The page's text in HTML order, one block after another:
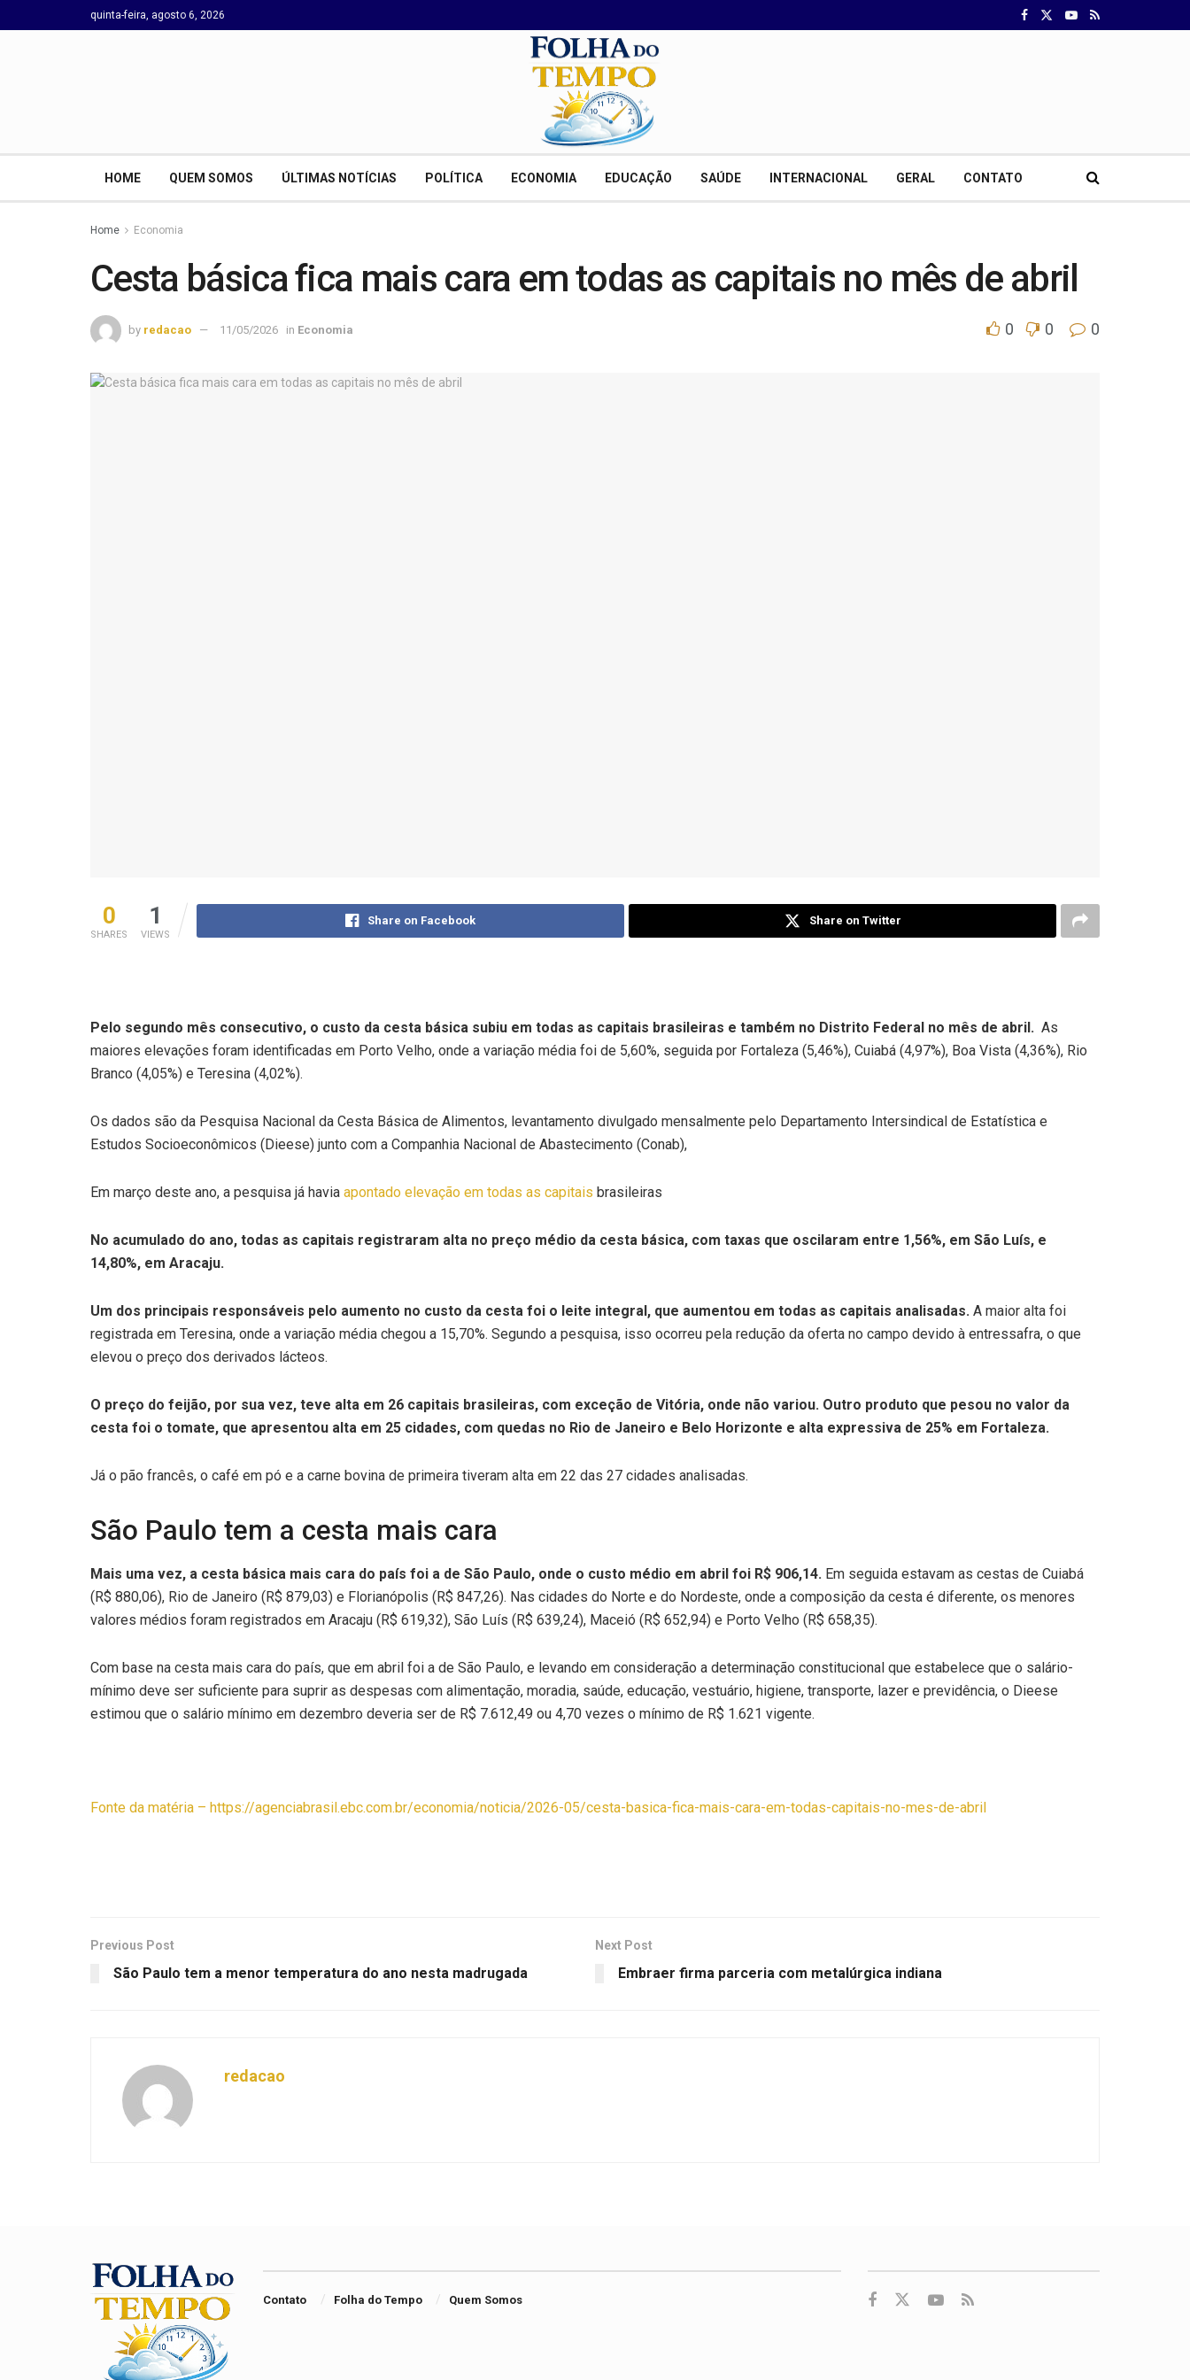
quinta-feira, agosto 6, 2026
HOME QUEM SOMOS ÚLTIMAS NOTÍCIAS POLÍTICA ECONOMIA EDUCAÇÃO SAÚDE INTERNACIONAL GERAL CONTATO
Home Economia
Cesta básica fica mais cara em todas as capitais no mês de abril
by redacao 11/05/2026 in Economia 0 0 0
0
SHARES
1
VIEWS
Share on Facebook Share on Twitter
Pelo segundo mês consecutivo, o custo da cesta básica subiu em todas as capitais brasileiras e também no Distrito Federal no mês de abril. As
maiores elevações foram identificadas em Porto Velho, onde a variação média foi de 5,60%, seguida por Fortaleza (5,46%), Cuiabá (4,97%), Boa Vista (4,36%), Rio
Branco (4,05%) e Teresina (4,02%).
Os dados são da Pesquisa Nacional da Cesta Básica de Alimentos, levantamento divulgado mensalmente pelo Departamento Intersindical de Estatística e
Estudos Socioeconômicos (Dieese) junto com a Companhia Nacional de Abastecimento (Conab),
Em março deste ano, a pesquisa já havia apontado elevação em todas as capitais brasileiras
No acumulado do ano, todas as capitais registraram alta no preço médio da cesta básica, com taxas que oscilaram entre 1,56%, em São Luís, e
14,80%, em Aracaju.
Um dos principais responsáveis pelo aumento no custo da cesta foi o leite integral, que aumentou em todas as capitais analisadas. A maior alta foi
registrada em Teresina, onde a variação média chegou a 15,70%. Segundo a pesquisa, isso ocorreu pela redução da oferta no campo devido à entressafra, o que
elevou o preço dos derivados lácteos.
O preço do feijão, por sua vez, teve alta em 26 capitais brasileiras, com exceção de Vitória, onde não variou. Outro produto que pesou no valor da
cesta foi o tomate, que apresentou alta em 25 cidades, com quedas no Rio de Janeiro e Belo Horizonte e alta expressiva de 25% em Fortaleza.
Já o pão francês, o café em pó e a carne bovina de primeira tiveram alta em 22 das 27 cidades analisadas.
São Paulo tem a cesta mais cara
Mais uma vez, a cesta básica mais cara do país foi a de São Paulo, onde o custo médio em abril foi R$ 906,14. Em seguida estavam as cestas de Cuiabá
(R$ 880,06), Rio de Janeiro (R$ 879,03) e Florianópolis (R$ 847,26). Nas cidades do Norte e do Nordeste, onde a composição da cesta é diferente, os menores
valores médios foram registrados em Aracaju (R$ 619,32), São Luís (R$ 639,24), Maceió (R$ 652,94) e Porto Velho (R$ 658,35).
Com base na cesta mais cara do país, que em abril foi a de São Paulo, e levando em consideração a determinação constitucional que estabelece que o salário-
mínimo deve ser suficiente para suprir as despesas com alimentação, moradia, saúde, educação, vestuário, higiene, transporte, lazer e previdência, o Dieese
estimou que o salário mínimo em dezembro deveria ser de R$ 7.612,49 ou 4,70 vezes o mínimo de R$ 1.621 vigente.
Fonte da matéria – https://agenciabrasil.ebc.com.br/economia/noticia/2026-05/cesta-basica-fica-mais-cara-em-todas-capitais-no-mes-de-abril
Previous Post
São Paulo tem a menor temperatura do ano nesta madrugada
Next Post
Embraer firma parceria com metalúrgica indiana
redacao
Contato Folha do Tempo Quem Somos